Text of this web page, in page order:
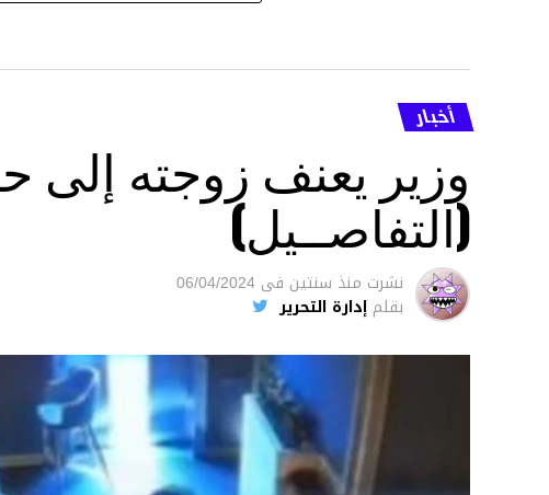
أخبار
وزير يعنف زوجته إلى
(التفاصــيل)
نشرت منذ سنتين فى 06/04/2024
بقلم إدارة التحرير